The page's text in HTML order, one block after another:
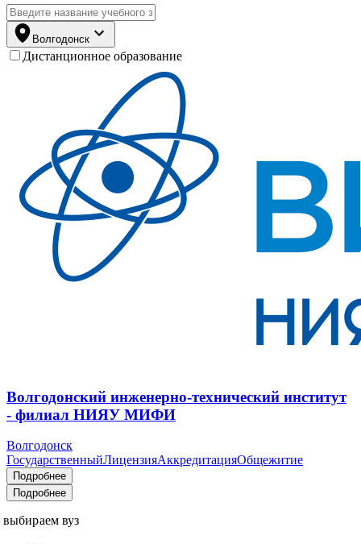
Волгодонск
Дистанционное образование
Волгодонский инженерно-технический институт
- филиал НИЯУ МИФИ
Волгодонск
ГосударственныйЛицензияАккредитацияОбщежитие
Подробнее
Подробнее
выбираем вуз